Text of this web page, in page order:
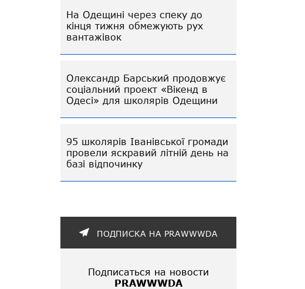
На Одещині через спеку до
кінця тижня обмежують рух
вантажівок
Олександр Барський продовжує
соціальний проект «Вікенд в
Одесі» для школярів Одещини
95 школярів Іванівської громади
провели яскравий літній день на
базі відпочинку
ПОДПИСКА НА PRAWWWDA
Подписаться на новости
PRAWWWDA